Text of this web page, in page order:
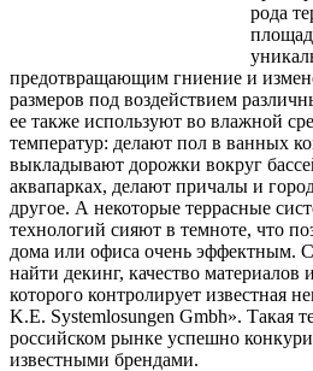
рода
предотвращающим гниение и
размеров под воздействием
ее также используют во влажной
температур: делают пол в ванных
выкладывают дорожки вокруг
аквапарках, делают причалы и
другое. А некоторые террасные
технологий сияют в темноте, что
дома или офиса очень эффектным.
найти декинг, качество материалов
которого контролирует известная
K.E. Systemlosungen Gmbh». Такая
российском рынке успешно
известными брендами.